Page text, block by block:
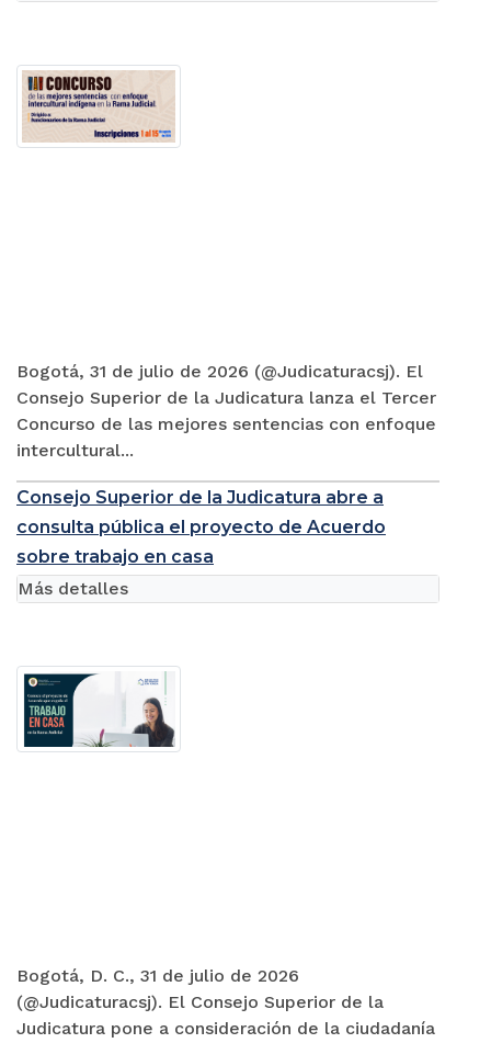
Bogotá, 31 de julio de 2026 (@Judicaturacsj). El
Consejo Superior de la Judicatura lanza el Tercer
Concurso de las mejores sentencias con enfoque
intercultural...
Consejo Superior de la Judicatura abre a
consulta pública el proyecto de Acuerdo
sobre trabajo en casa
Bogotá, D. C., 31 de julio de 2026
(@Judicaturacsj). El Consejo Superior de la
Judicatura pone a consideración de la ciudadanía
Más detalles